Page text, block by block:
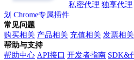
私密代理 独享代理
划 Chrome专属插件
常见问题
购买相关 产品相关 充值相关 发票相关
帮助与支持
帮助中心 API接口 开发者指南 SDK&